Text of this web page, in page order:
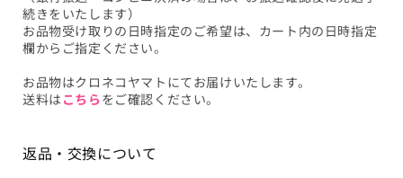
続きをいたします）
お品物受け取りの日時指定のご希望は、カート内の日時指定
欄からご指定ください。
お品物はクロネコヤマトにてお届けいたします。
送料は こちらをご確認ください。
返品・交換について